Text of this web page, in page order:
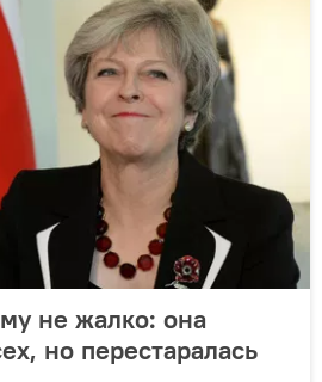
не жалко: она
но перестаралась